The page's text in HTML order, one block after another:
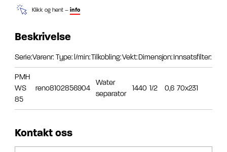
Klikk og hent – info
Beskrivelse
Serie:Varenr: Type: l/min:Tilkobling:Vekt:Dimensjon:Innsatsfilter:
PMH
WS
85
reno8102856904
Water
separator
1440 1/2 0,6 70x231
Kontakt oss